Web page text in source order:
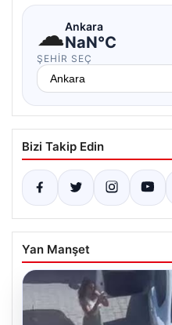
☁Ankara
NaN°C
ŞEHIR SEÇ
Bizi Takip Edin
Yan Manşet